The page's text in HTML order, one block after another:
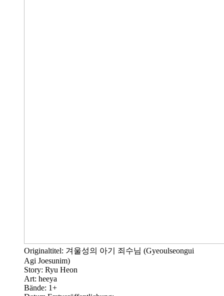
Originaltitel: 겨울성의 아기 죄수님 (Gyeoulseongui
Agi Joesunim)
Story: Ryu Heon
Art: heeya
Bände: 1+